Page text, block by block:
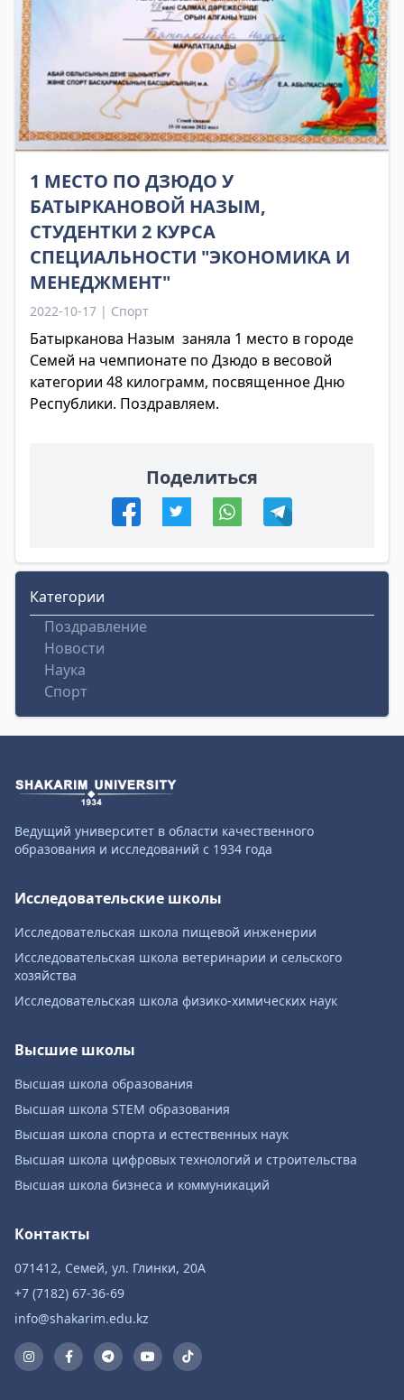
1 МЕСТО ПО ДЗЮДО У
БАТЫРКАНОВОЙ НАЗЫМ,
СТУДЕНТКИ 2 КУРСА
СПЕЦИАЛЬНОСТИ "ЭКОНОМИКА И
МЕНЕДЖМЕНТ"
2022-10-17 | Спорт
Батырканова Назым заняла 1 место в городе
Семей на чемпионате по Дзюдо в весовой
категории 48 килограмм, посвященное Дню
Республики. Поздравляем.
Поделиться
Категории
Поздравление
Новости
Наука
Спорт
Ведущий университет в области качественного
образования и исследований с 1934 года
Исследовательские школы
Исследовательская школа пищевой инженерии
Исследовательская школа ветеринарии и сельского
хозяйства
Исследовательская школа физико-химических наук
Высшие школы
Высшая школа образования
Высшая школа STEM образования
Высшая школа спорта и естественных наук
Высшая школа цифровых технологий и строительства
Высшая школа бизнеса и коммуникаций
Контакты
071412, Семей, ул. Глинки, 20А
+7 (7182) 67-36-69
info@shakarim.edu.kz